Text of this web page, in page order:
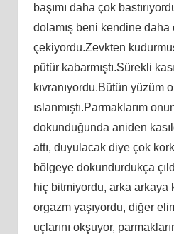
başımı daha çok
dolamış beni kendine daha
çekiyordu.Zevkten
pütür kabarmıştı.Sürekli
kıvranıyordu.Bütün yüzüm
ıslanmıştı.Parmaklarım
dokunduğunda aniden
attı, duyulacak diye çok
bölgeye dokundurdukça
hiç bitmiyordu, arka arkaya
orgazm yaşıyordu, diğer
uçlarını okşuyor,